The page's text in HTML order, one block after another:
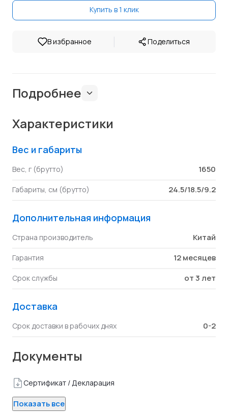
Купить в 1 клик
В избранное | Поделиться
Подробнее
Характеристики
Вес и габариты
Вес, г (брутто) 1650
Габариты, см (брутто) 24.5/18.5/9.2
Дополнительная информация
Страна производитель Китай
Гарантия 12 месяцев
Срок службы от 3 лет
Доставка
Срок доставки в рабочих днях 0-2
Документы
Сертификат / Декларация
Показать все